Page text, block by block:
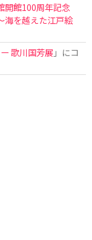
開館100周年記念
を越えた江戸絵
歌川国芳展 」にコ